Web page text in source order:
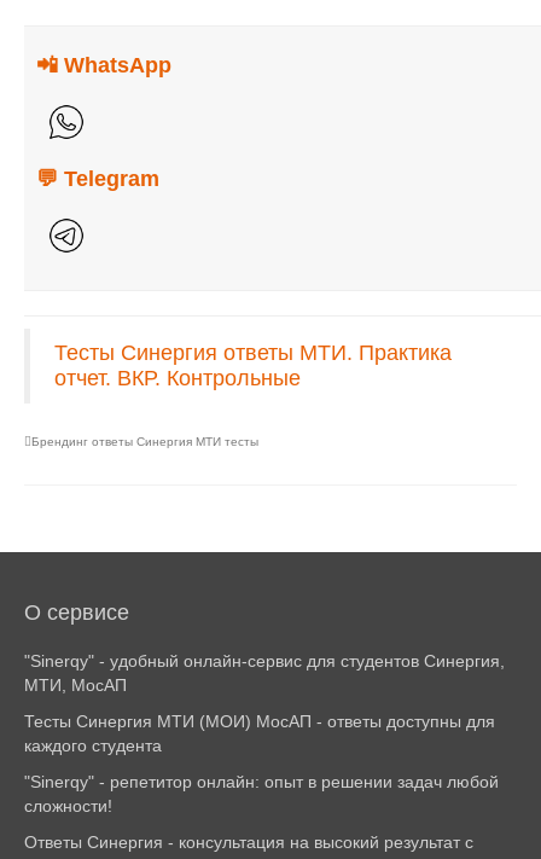
📲 WhatsApp
💬 Telegram
Тесты Синергия ответы МТИ. Практика
отчет. ВКР. Контрольные
Брендинг ответы Синергия МТИ тесты
О сервисе
"Sinerqy" - удобный онлайн-сервис для студентов Синергия,
МТИ, МосАП
Тесты Синергия МТИ (МОИ) МосАП - ответы доступны для
каждого студента
"Sinerqy" - репетитор онлайн: опыт в решении задач любой
сложности!
Ответы Синергия - консультация на высокий результат с